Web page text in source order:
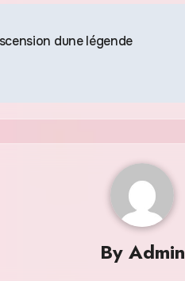
dune légende
By Admin